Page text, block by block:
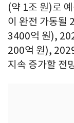
(약 1조 원)로
이 완전 가동될
3400억 원),
200억 원),
지속 증가할 전